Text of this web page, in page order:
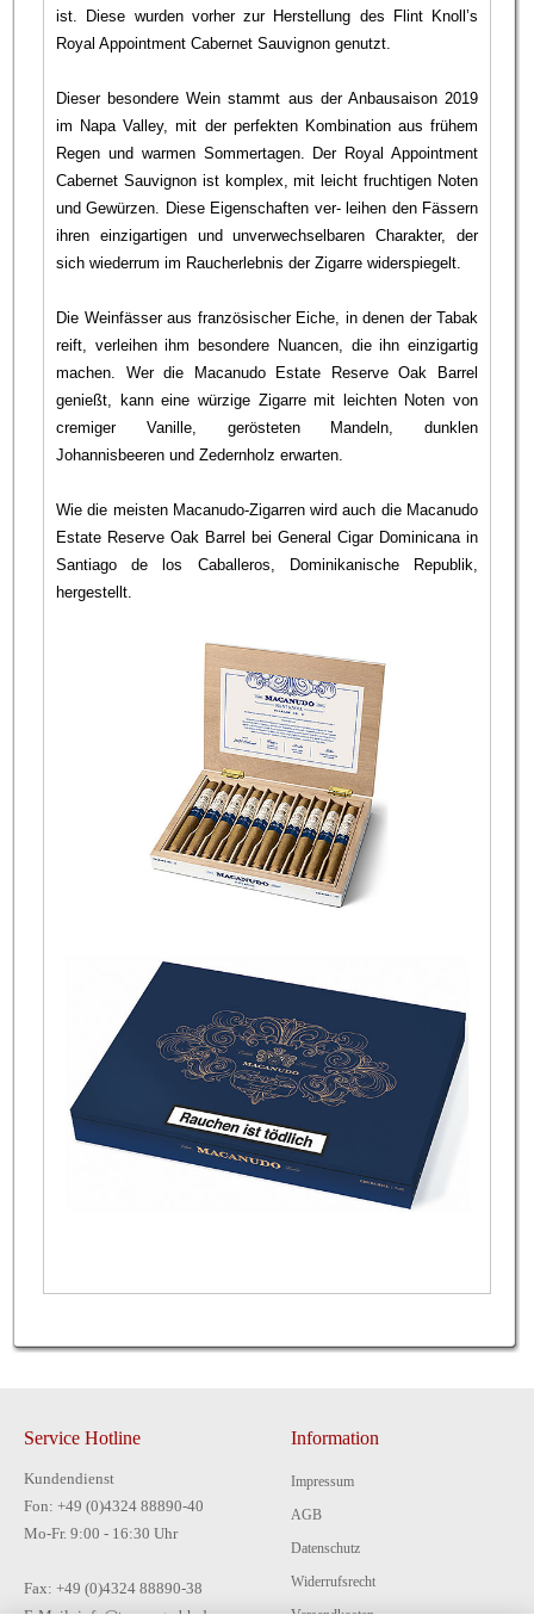
ist. Diese wurden vorher zur Herstellung des Flint Knoll’s
Royal Appointment Cabernet Sauvignon genutzt.
Dieser besondere Wein stammt aus der Anbausaison 2019
im Napa Valley, mit der perfekten Kombination aus frühem
Regen und warmen Sommertagen. Der Royal Appointment
Cabernet Sauvignon ist komplex, mit leicht fruchtigen Noten
und Gewürzen. Diese Eigenschaften ver- leihen den Fässern
ihren einzigartigen und unverwechselbaren Charakter, der
sich wiederrum im Raucherlebnis der Zigarre widerspiegelt.
Die Weinfässer aus französischer Eiche, in denen der Tabak
reift, verleihen ihm besondere Nuancen, die ihn einzigartig
machen. Wer die Macanudo Estate Reserve Oak Barrel
genießt, kann eine würzige Zigarre mit leichten Noten von
cremiger Vanille, gerösteten Mandeln, dunklen
Johannisbeeren und Zedernholz erwarten.
Wie die meisten Macanudo-Zigarren wird auch die Macanudo
Estate Reserve Oak Barrel bei General Cigar Dominicana in
Santiago de los Caballeros, Dominikanische Republik,
hergestellt.
Service Hotline
Kundendienst
Fon: +49 (0)4324 88890-40
Mo-Fr. 9:00 - 16:30 Uhr
Fax: +49 (0)4324 88890-38
Information
Impressum
AGB
Datenschutz
Widerrufsrecht